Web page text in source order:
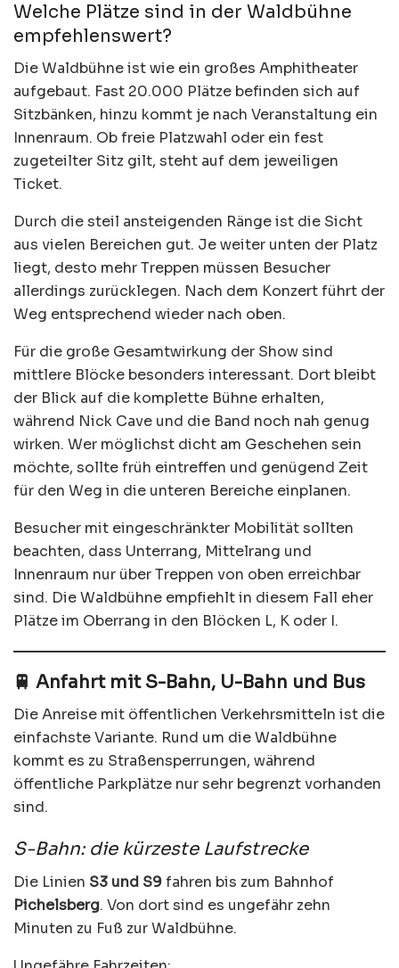
Welche Plätze sind in der Waldbühne
empfehlenswert?
Die Waldbühne ist wie ein großes Amphitheater
aufgebaut. Fast 20.000 Plätze befinden sich auf
Sitzbänken, hinzu kommt je nach Veranstaltung ein
Innenraum. Ob freie Platzwahl oder ein fest
zugeteilter Sitz gilt, steht auf dem jeweiligen
Ticket.
Durch die steil ansteigenden Ränge ist die Sicht
aus vielen Bereichen gut. Je weiter unten der Platz
liegt, desto mehr Treppen müssen Besucher
allerdings zurücklegen. Nach dem Konzert führt der
Weg entsprechend wieder nach oben.
Für die große Gesamtwirkung der Show sind
mittlere Blöcke besonders interessant. Dort bleibt
der Blick auf die komplette Bühne erhalten,
während Nick Cave und die Band noch nah genug
wirken. Wer möglichst dicht am Geschehen sein
möchte, sollte früh eintreffen und genügend Zeit
für den Weg in die unteren Bereiche einplanen.
Besucher mit eingeschränkter Mobilität sollten
beachten, dass Unterrang, Mittelrang und
Innenraum nur über Treppen von oben erreichbar
sind. Die Waldbühne empfiehlt in diesem Fall eher
Plätze im Oberrang in den Blöcken L, K oder I.
🚆 Anfahrt mit S-Bahn, U-Bahn und Bus
Die Anreise mit öffentlichen Verkehrsmitteln ist die
einfachste Variante. Rund um die Waldbühne
kommt es zu Straßensperrungen, während
öffentliche Parkplätze nur sehr begrenzt vorhanden
sind.
S-Bahn: die kürzeste Laufstrecke
Die Linien S3 und S9fahren bis zum Bahnhof
Pichelsberg. Von dort sind es ungefähr zehn
Minuten zu Fuß zur Waldbühne.